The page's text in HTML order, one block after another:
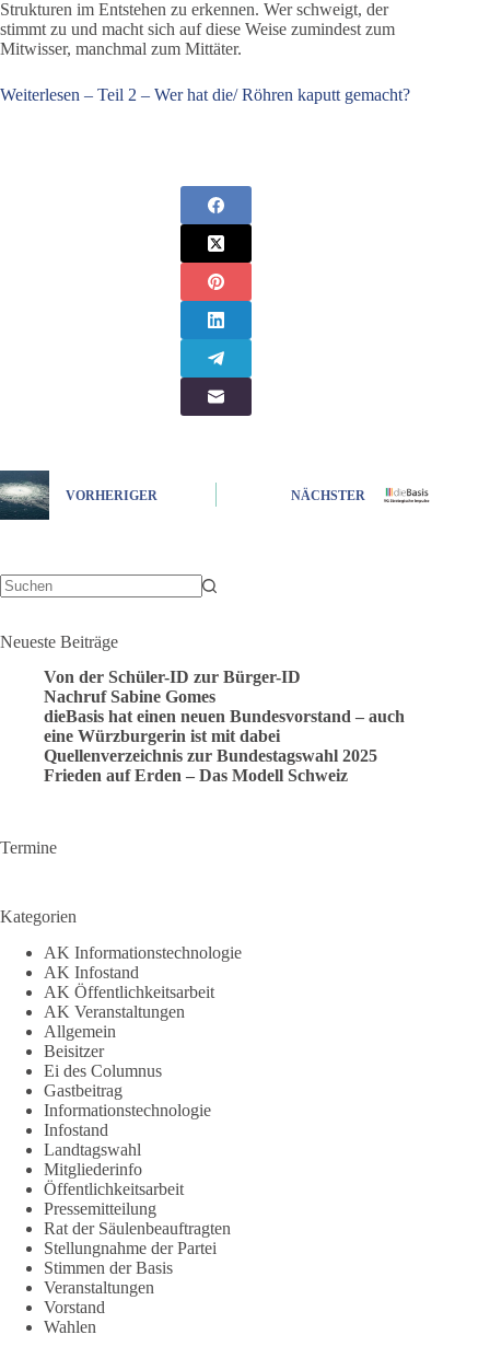
Strukturen im Entstehen zu erkennen. Wer schweigt, der
stimmt zu und macht sich auf diese Weise zumindest zum
Mitwisser, manchmal zum Mittäter.
Weiterlesen – Teil 2 – Wer hat die/Röhren kaputt gemacht?
VORHERIGER NÄCHSTER
Neueste Beiträge
Von der Schüler-ID zur Bürger-ID
Nachruf Sabine Gomes
dieBasis hat einen neuen Bundesvorstand – auch
eine Würzburgerin ist mit dabei
Quellenverzeichnis zur Bundestagswahl 2025
Frieden auf Erden – Das Modell Schweiz
Termine
Kategorien
AK Informationstechnologie
AK Infostand
AK Öffentlichkeitsarbeit
AK Veranstaltungen
Allgemein
Beisitzer
Ei des Columnus
Gastbeitrag
Informationstechnologie
Infostand
Landtagswahl
Mitgliederinfo
Öffentlichkeitsarbeit
Pressemitteilung
Rat der Säulenbeauftragten
Stellungnahme der Partei
Stimmen der Basis
Veranstaltungen
Vorstand
Wahlen